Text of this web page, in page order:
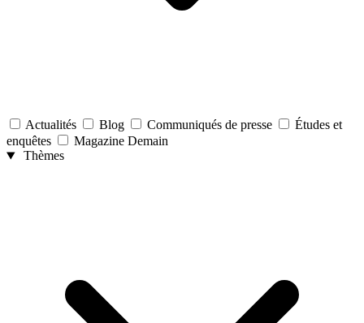
Actualités Blog Communiqués de presse
Études et
enquêtes
Magazine Demain
Thèmes